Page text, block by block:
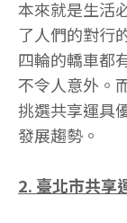
本來就是生活
了人們的對行
四輪的轎車都
不令人意外。
挑選共享運具
發展趨勢。
2. 臺北市共享